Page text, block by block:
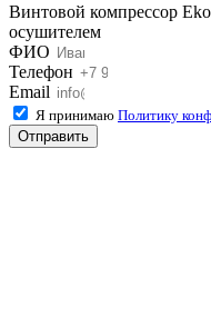
Винтовой компрессор
осушителем
ФИО
Телефон
Email
Я принимаю Политику
Отправить